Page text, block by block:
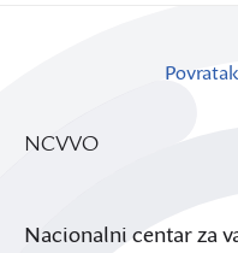
NCVVO
Nacionalni centar za